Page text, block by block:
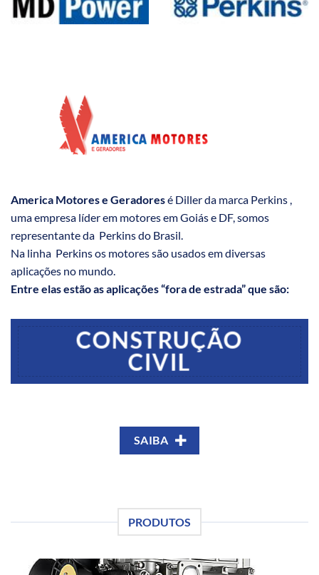
America Motores e Geradoresé Diller da marca Perkins ,
uma empresa líder em motores em Goiás e DF, somos
representante da Perkins do Brasil.
Na linha Perkins os motores são usados em diversas
aplicações no mundo.
Entre elas estão as aplicações “fora de estrada” que são:
CONSTRUÇÃO
CIVIL
SAIBA
PRODUTOS